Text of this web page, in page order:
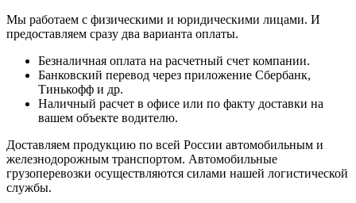
Мы работаем с физическими и юридическими лицами. И
предоставляем сразу два варианта оплаты.
Безналичная оплата на расчетный счет компании.
Банковский перевод через приложение Сбербанк,
Тинькофф и др.
Наличный расчет в офисе или по факту доставки на
вашем объекте водителю.
Доставляем продукцию по всей России автомобильным и
железнодорожным транспортом. Автомобильные
грузоперевозки осуществляются силами нашей логистической
службы.